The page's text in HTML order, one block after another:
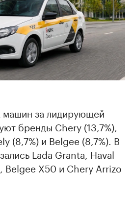
машин за лидирующей
бренды Chery (13,7%),
(8,7%) и Belgee (8,7%). В
Lada Granta, Haval
Belgee X50 и Chery Arrizo